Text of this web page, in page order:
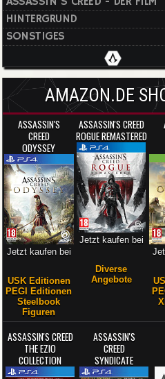
HINTERGRUND
SONSTIGES
AMAZON.DE
ASSASSIN'S
CREED
ODYSSEY
Jetzt kaufen bei
USK Editionen
PEGI Editionen
Steelbook
Figuren
ASSASSIN'S CREED
ROGUE REMASTERED
Jetzt kaufen bei
Diverse
Angebote
ASSASSIN'S CREED
THE EZIO
COLLECTION
ASSASSIN'S
CREED
SYNDICATE